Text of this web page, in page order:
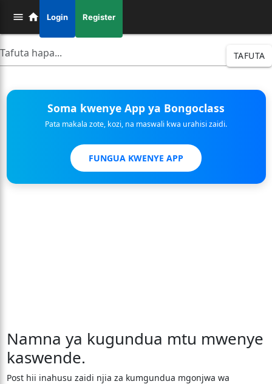
Login Register
TAFUTA
Soma kwenye App ya Bongoclass
Pata makala zote, kozi, na maswali kwa urahisi zaidi.
FUNGUA KWENYE APP
Namna ya kugundua mtu mwenye
kaswende.
Post hii inahusu zaidi njia za kumgundua mgonjwa wa